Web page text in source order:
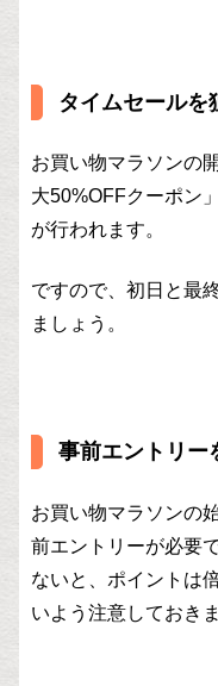
タイムセールを
お買い物マラソンの
大50%OFFクーポン
が行われます。
ですので、初日と最
ましょう。
事前エントリー
お買い物マラソンの
前エントリーが必要
ないと、ポイントは
いよう注意しておき